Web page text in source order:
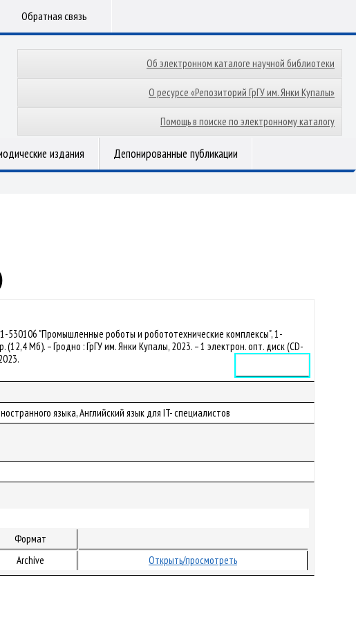
Обратная связь
Об электронном каталоге научной библиотеки
О ресурсе «Репозиторий ГрГУ им. Янки Купалы»
Помощь в поиске по электронному каталогу
издания Депонированные публикации
530106 "Промышленные роботы и робототехнические комплексы", 1-
Мб). – Гродно : ГрГУ им. Янки Купалы, 2023. – 1 электрон. опт. диск (CD-
языка, Английский язык для IT- специалистов
Формат
Archive Открыть/просмотреть